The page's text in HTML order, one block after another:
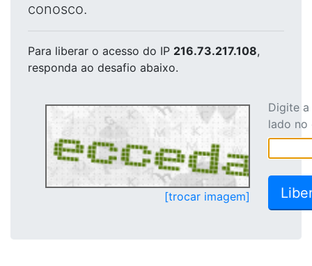
conosco.
Para liberar o acesso do IP 216.73.217.108,
responda ao desafio abaixo.
[trocar imagem]
Digite
lado no